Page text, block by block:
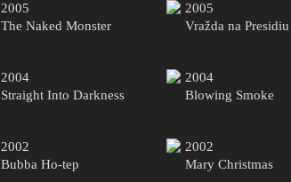
2005
The Naked Monster
2005
Vražda na Presidiu
2004
Straight Into Darkness
2004
Blowing Smoke
2002
Bubba Ho-tep
2002
Mary Christmas